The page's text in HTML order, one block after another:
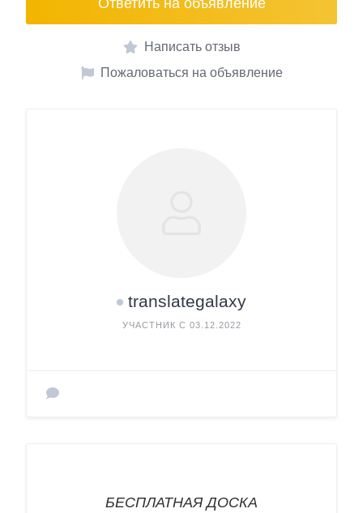
Ответить на объявление
Написать отзыв
Пожаловаться на объявление
translategalaxy
УЧАСТНИК С 03.12.2022
БЕСПЛАТНАЯ ДОСКА